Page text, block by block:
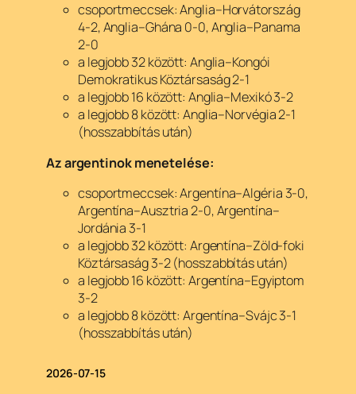
csoportmeccsek: Anglia–Horvátország
4-2, Anglia–Ghána 0-0, Anglia–Panama
2-0
a legjobb 32 között: Anglia–Kongói
Demokratikus Köztársaság 2-1
a legjobb 16 között: Anglia–Mexikó 3-2
a legjobb 8 között: Anglia–Norvégia 2-1
(hosszabbítás után)
Az argentinok menetelése:
csoportmeccsek: Argentína–Algéria 3-0,
Argentína–Ausztria 2-0, Argentína–
Jordánia 3-1
a legjobb 32 között: Argentína–Zöld-foki
Köztársaság 3-2 (hosszabbítás után)
a legjobb 16 között: Argentína–Egyiptom
3-2
a legjobb 8 között: Argentína–Svájc 3-1
(hosszabbítás után)
2026-07-15